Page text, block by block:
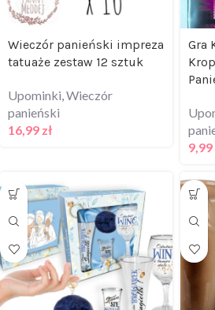
Wieczór panieński impreza
tatuaże zestaw 12 sztuk
Upominki,Wieczór
panieński
16,99 zł
Gra
9,99